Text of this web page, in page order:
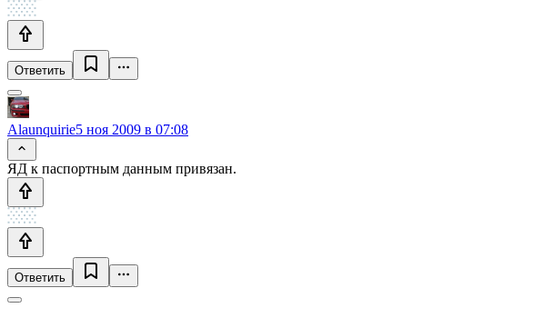
Ответить
Alaunquirie5 ноя 2009 в 07:08
ЯД к паспортным данным привязан.
Ответить